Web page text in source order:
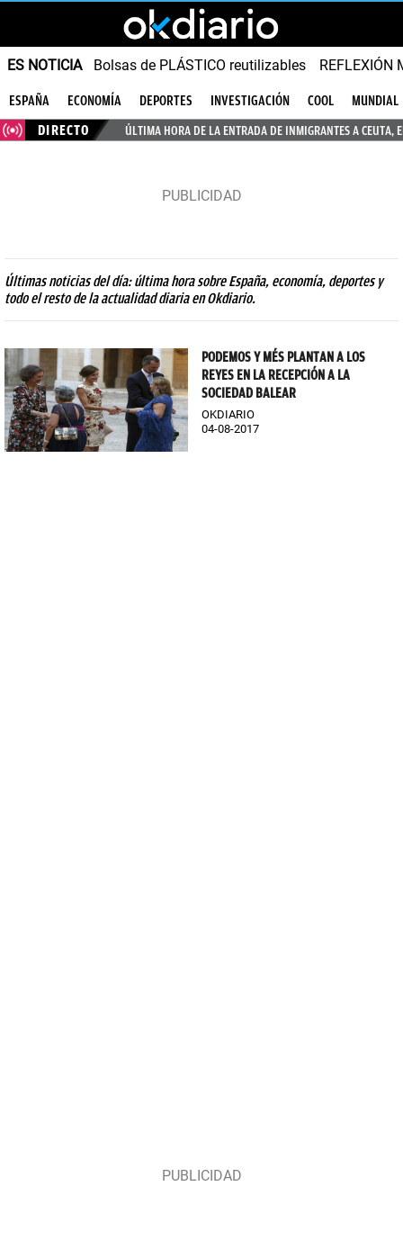
ES NOTICIA Bolsas de PLÁSTICO reutilizables REFLEXIÓN
ESPAÑA ECONOMÍA DEPORTES INVESTIGACIÓN COOL
MUNDIAL
DIRECTO
ÚLTIMA HORA DE LA ENTRADA DE INMIGRANTES A CEUTA,
Últimas noticias del día: última hora sobre España, economía, deportes y
todo el resto de la actualidad diaria en Okdiario.
PODEMOS Y MÉS PLANTAN A LOS
REYES EN LA RECEPCIÓN A LA
SOCIEDAD BALEAR
OKDIARIO
04-08-2017